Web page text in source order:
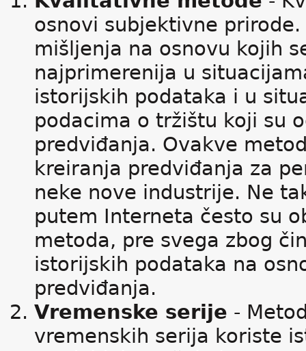
osnovi subjektivne
mišljenja na osnovu kojih
najprimerenija u
istorijskih podataka i u
podacima o tržištu koji su
predviđanja. Ovakve
kreiranja predviđanja za
neke nove industrije. Ne
putem Interneta često su
metoda, pre svega zbog
istorijskih podataka na
predviđanja.
Vremenske serije -
vremenskih serija koriste